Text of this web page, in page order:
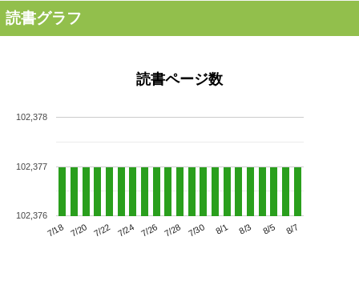
読書グラフ
読書ページ数
7/18 7/20 7/22 7/24 7/26 7/28 7/30 8/1 8/3 8/5 8/7
102,376
102,377
102,378